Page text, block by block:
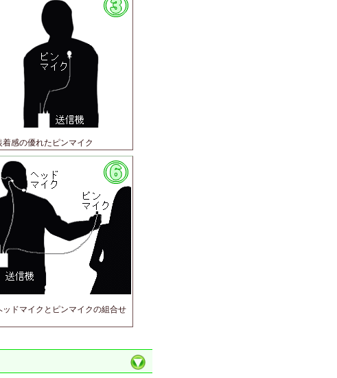
着感の優れたピンマイク
ッドマイクとピンマイクの組合せ